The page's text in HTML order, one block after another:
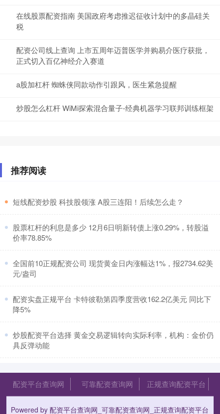
在线股票配资指南 美国政府考虑推迟征收计划中的多晶硅关
税
配资公司线上查询 上市五周年迈普医学并购易介医疗获批，
正式切入百亿神经介入赛道
a股加杠杆 蜘蛛侠同款动作引跟风，医生紧急提醒
炒股怎么杠杆 WiMi探索混合量子-经典机器学习联邦训练框架
推荐阅读
​短线配资炒股 科技股领涨 A股三连阳！后续怎么走？
​股票杠杆的利息是多少 12月6日明新转债上涨0.29%，转股溢
价率78.85%
​全国前10正规配资公司 现货黄金日内涨幅达1%，报2734.62美
元/盎司
​配资实盘正规平台 卡特彼勒第四季度营收162.2亿美元 同比下
降5%
​炒股配资平台选择 黄金交易逻辑转向实际利率，机构：金价仍
具反弹动能
配资平台查询网 可靠配资查询网 正规查询配资平台
Powered by配资平台查询网_可靠配资查询网_正规查询配资平台